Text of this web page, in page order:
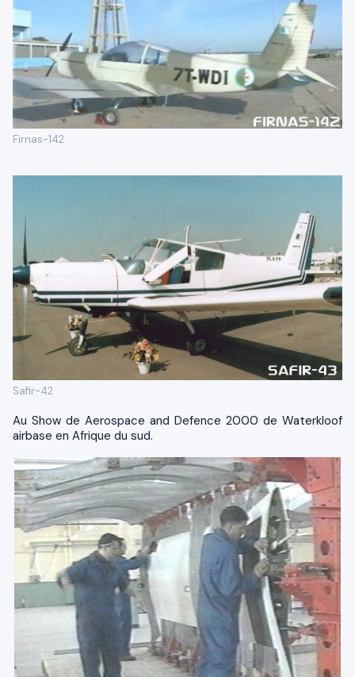
Firnas-142
Safir-42
Au Show de Aerospace and Defence 2000 de Waterkloof
airbase en Afrique du sud.